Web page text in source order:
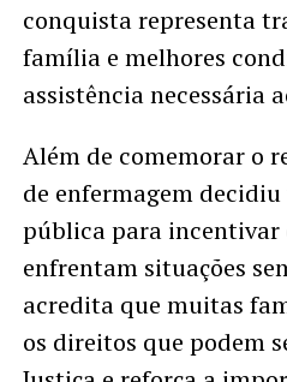
conquista representa
família e melhores
assistência necessária
Além de comemorar o
de enfermagem
pública para incentivar
enfrentam situações
acredita que muitas
os direitos que podem